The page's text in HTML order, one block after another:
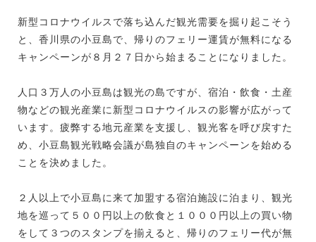
新型コロナウイルスで落ち込んだ観光需要を掘り起こそう
と、香川県の小豆島で、帰りのフェリー運賃が無料になる
キャンペーンが８月２７日から始まることになりました。
人口３万人の小豆島は観光の島ですが、宿泊・飲食・土産
物などの観光産業に新型コロナウイルスの影響が広がって
います。疲弊する地元産業を支援し、観光客を呼び戻すた
め、小豆島観光戦略会議が島独自のキャンペーンを始める
ことを決めました。
２人以上で小豆島に来て加盟する宿泊施設に泊まり、観光
地を巡って５００円以上の飲食と１０００円以上の買い物
をして３つのスタンプを揃えると、帰りのフェリー代が無